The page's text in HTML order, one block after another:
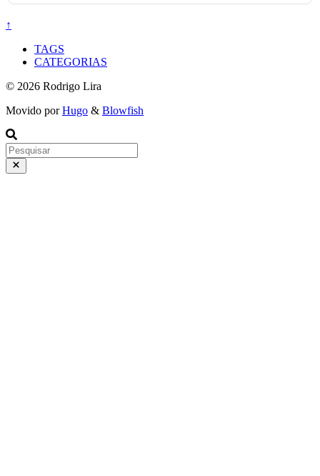
↑
TAGS
CATEGORIAS
© 2026 Rodrigo Lira
Movido porHugo & Blowfish